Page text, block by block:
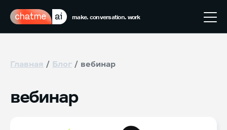
make. conversation. work
Главная Блог вебинар
вебинар